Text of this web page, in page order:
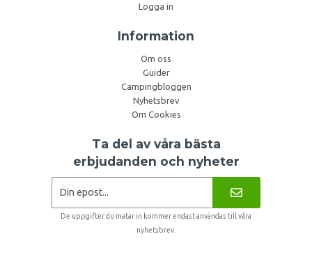
Logga in
Information
Om oss
Guider
Campingbloggen
Nyhetsbrev
Om Cookies
Ta del av våra bästa
erbjudanden och nyheter
De uppgifter du matar in kommer endast användas till våra
nyhetsbrev.